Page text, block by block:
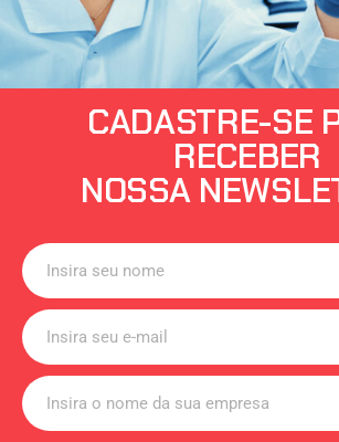
CADASTRE-SE
RECEBER
NOSSA